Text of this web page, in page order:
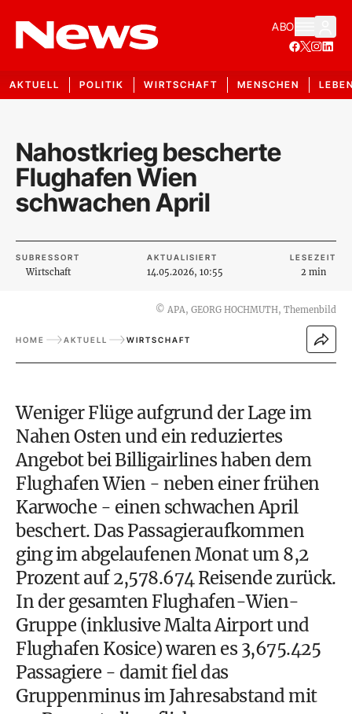
ABO
AKTUELL POLITIK WIRTSCHAFT MENSCHEN
Nahostkrieg bescherte
Flughafen Wien
schwachen April
SUBRESSORT
Wirtschaft
AKTUALISIERT
14.05.2026, 10:55
LESEZEIT
2 min
© APA, GEORG HOCHMUTH, Themenbild
HOME AKTUELL WIRTSCHAFT
Weniger Flüge aufgrund der Lage im
Nahen Osten und ein reduziertes
Angebot bei Billigairlines haben dem
Flughafen Wien - neben einer frühen
Karwoche - einen schwachen April
beschert. Das Passagieraufkommen
ging im abgelaufenen Monat um 8,2
Prozent auf 2,578.674 Reisende zurück.
In der gesamten Flughafen-Wien-
Gruppe (inklusive Malta Airport und
Flughafen Kosice) waren es 3,675.425
Passagiere - damit fiel das
Gruppenminus im Jahresabstand mit